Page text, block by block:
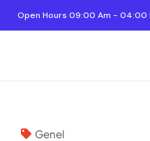
Open Hours 09:00 Am - 04:00
Genel